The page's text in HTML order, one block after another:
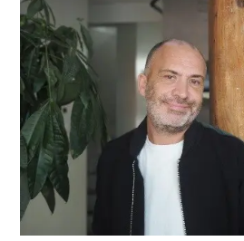
東北本部
北陸本部
中国本部
九州本部
海外展開アドバイス支援
海外展開支援メニュー